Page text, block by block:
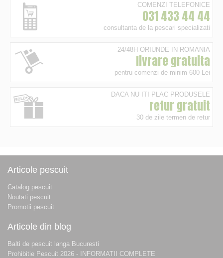
COMENZI TELEFONICE
031 433 44 44
consultanta de la pescari specializati
24/48H ORIUNDE IN ROMANIA
livrare gratuita
pentru comenzi de minim 600 Lei
DACA NU ITI PLAC PRODUSELE
retur gratuit
30 de zile termen de retur
Articole pescuit
Catalog pescuit
Noutati pescuit
Promotii pescuit
Articole din blog
Balti de pescuit langa Bucuresti
Prohibitie Pescuit 2026 - INFORMATII COMPLETE